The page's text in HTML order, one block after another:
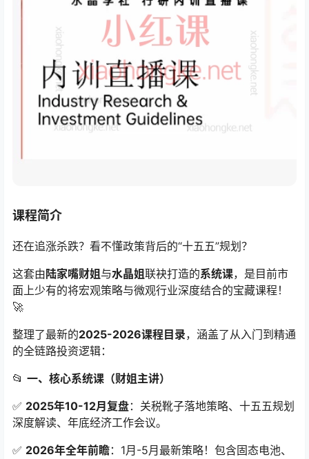
课程简介
还在追涨杀跌？看不懂政策背后的“十五五”规划？
这套由陆家嘴财姐 与水晶姐联袂打造的系统课，是目前市
面上少有的将宏观策略与微观行业深度结合的宝藏课程！
🚀
整理了最新的2025-2026课程目录，涵盖了从入门到精通
的全链路投资逻辑：
📂 一、核心系统课（财姐主讲）
✅ 2025年10-12月复盘：关税靴子落地策略、十五五规划
深度解读、年底经济工作会议。
✅ 2026年全年前瞻：1月-5月最新策略！包含固态电池、